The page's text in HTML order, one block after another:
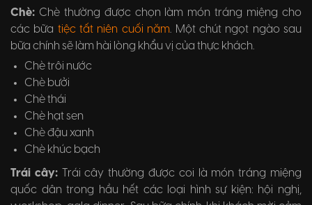
Chè: Chè thường được chọn làm món tráng miệng cho
các bữa tiệc tất niên cuối năm. Một chút ngọt ngào sau
bữa chính sẽ làm hài lòng khẩu vị của thực khách.
Chè trôi nước
Chè bưởi
Chè thái
Chè hạt sen
Chè đậu xanh
Chè khúc bạch
Trái cây: Trái cây thường được coi là món tráng miệng
quốc dân trong hầu hết các loại hình sự kiện: hội nghị,